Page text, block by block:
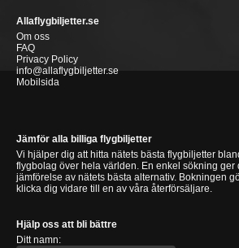
Allaflygbiljetter.se
Om oss
FAQ
Privacy Policy
info@allaflygbiljetter.se
Mobilsida
Jämför alla billiga flygbiljetter
Vi hjälper dig att hitta nätets bästa flygbiljetter
flygbolag över hela världen. En enkel sökning ger
jämförelse av nätets bästa alternativ. Bokningen
klicka dig vidare till en av våra återförsäljare.
Hjälp oss att bli bättre
Ditt namn: